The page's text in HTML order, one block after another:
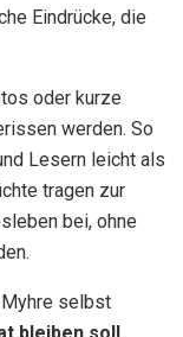
Eindrücke, die
oder kurze
werden. So
Lesern leicht als
tragen zur
bei, ohne
selbst
bleiben soll.